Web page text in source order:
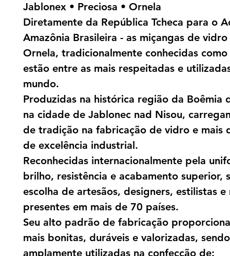
Jablonex • Preciosa • Ornela
Diretamente da República Tcheca para o
Amazônia Brasileira - as miçangas de vidro
Ornela, tradicionalmente conhecidas
estão entre as mais respeitadas e
mundo.
Produzidas na histórica região da Boêmia
na cidade de Jablonec nad Nisou,
de tradição na fabricação de vidro e mais
de excelência industrial.
Reconhecidas internacionalmente pela
brilho, resistência e acabamento superior,
escolha de artesãos, designers, estilistas e
presentes em mais de 70 países.
Seu alto padrão de fabricação
mais bonitas, duráveis e valorizadas, sendo
amplamente utilizadas na confecção de: